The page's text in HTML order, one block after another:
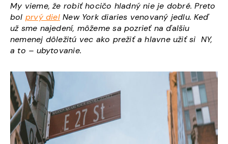
My vieme, že robiť hocičo hladný nie je dobré. Preto
bol prvý dielNew Yorkdiaries venovaný jedlu. Keď
už sme najedení, môžeme sa pozrieť na ďalšiu
nemenej dôležitú vec ako prežiť a hlavne užiť si NY,
a to – ubytovanie.